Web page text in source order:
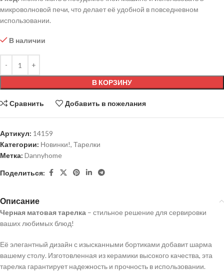
микроволновой печи, что делает её удобной в повседневном
использовании.
В наличии
В КОРЗИНУ
Сравнить Добавить в пожелания
Артикул: 14159
Категории: Новинки!, Тарелки
Метка: Dannyhome
Поделиться:
Описание
Черная матовая тарелка – стильное решение для сервировки
ваших любимых блюд!
Её элегантный дизайн с изысканными бортиками добавит шарма
вашему столу. Изготовленная из керамики высокого качества, эта
тарелка гарантирует надежность и прочность в использовании.